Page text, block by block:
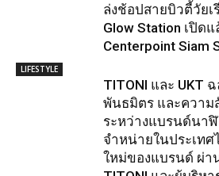
ล่งช้อปสายบิวตี้วัยเ
Glow Station เปิดแ
Centerpoint Siam
LIFESTYLE
TITONI และ UKT
พันธมิตร และควา
ระหว่างแบรนด์นา
จำหน่ายในประเท
ใหม่ของแบรนด์ ผ่า